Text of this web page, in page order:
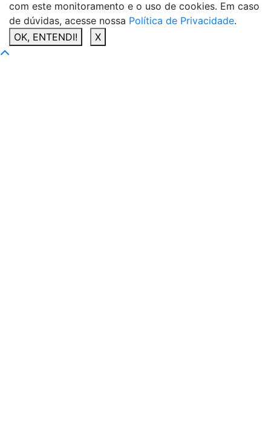
com este monitoramento e o uso de cookies. Em caso
de dúvidas, acesse nossa Política de Privacidade.
OK, ENTENDI!
X